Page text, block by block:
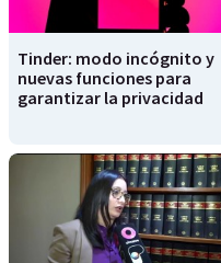
Tinder: modo incógnito y
nuevas funciones para
garantizar la privacidad